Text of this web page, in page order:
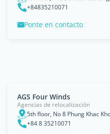
+84835210071
Ponte en contacto
AGS Four Winds
Agencias de relocalización
+84 8 35210071